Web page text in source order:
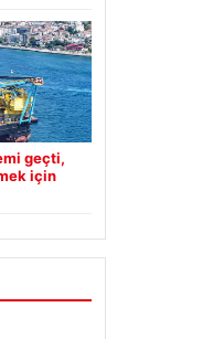
geçti,
için